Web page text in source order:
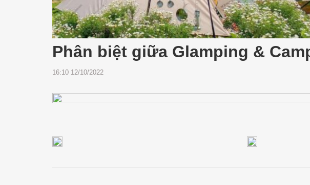
Phân biệt giữa Glamping &
16:10 12/10/2022